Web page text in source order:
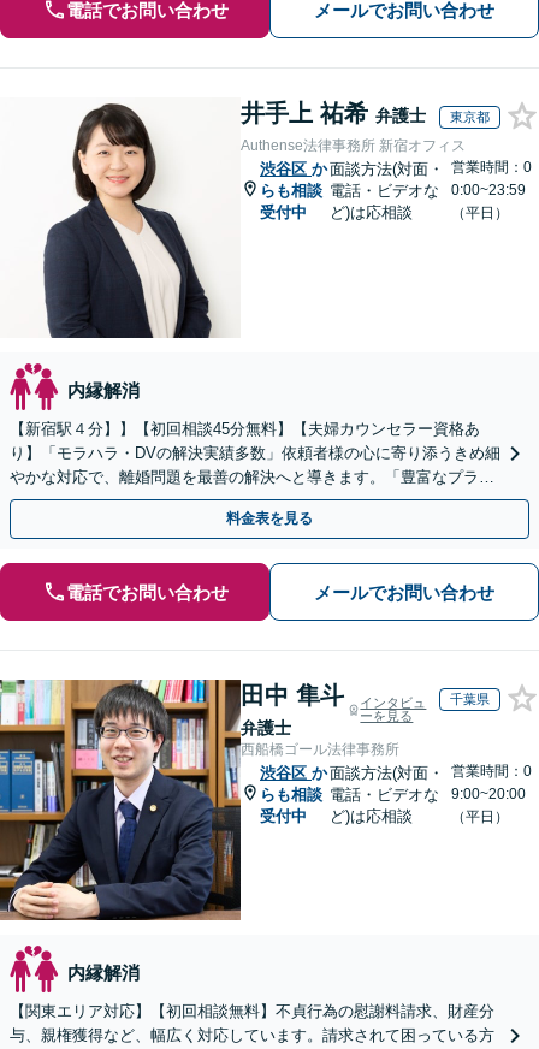
電話でお問い合わせ メールでお問い合わせ
井手上 祐希 弁護士 東京都
Authense法律事務所 新宿オフィス
渋谷区 か
らも相談
受付中
面談方法(対面・
電話・ビデオな
ど)は応相談
営業時間：0
0:00~23:59
（平日）
内縁解消
【新宿駅４分】】【初回相談45分無料】【夫婦カウンセラー資格あ
り】「モラハラ・DVの解決実績多数」依頼者様の心に寄り添うきめ細
やかな対応で、離婚問題を最善の解決へと導きます。「豊富なプラン
で一人一人に最適なサポートを提案」【ビデオ面談可】
料金表を見る
電話でお問い合わせ メールでお問い合わせ
田中 隼斗
弁護士
インタビュ
ーを見る
千葉県
西船橋ゴール法律事務所
渋谷区 か
らも相談
受付中
面談方法(対面・
電話・ビデオな
ど)は応相談
営業時間：0
9:00~20:00
（平日）
内縁解消
【関東エリア対応】【初回相談無料】不貞行為の慰謝料請求、財産分
与、親権獲得など、幅広く対応しています。請求されて困っている方